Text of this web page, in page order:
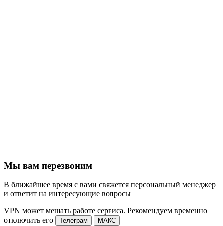
Мы вам перезвоним
В ближайшее время с вами свяжется персональный менеджер
и ответит на интересующие вопросы
VPN может мешать работе сервиса. Рекомендуем временно
отключить его
Телеграм МАКС